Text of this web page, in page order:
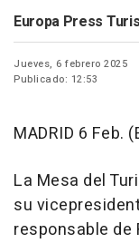
Europa Press
Jueves, 6 febrero 2025
Publicado: 12:53
MADRID 6 Feb.
La Mesa del
su
responsable